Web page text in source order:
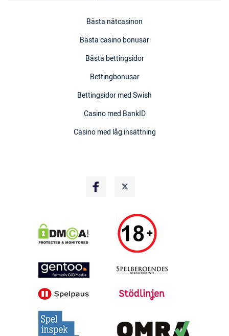
Bästa nätcasinon
Bästa casino bonusar
Bästa bettingsidor
Bettingbonusar
Bettingsidor med Swish
Casino med BankID
Casino med låg insättning